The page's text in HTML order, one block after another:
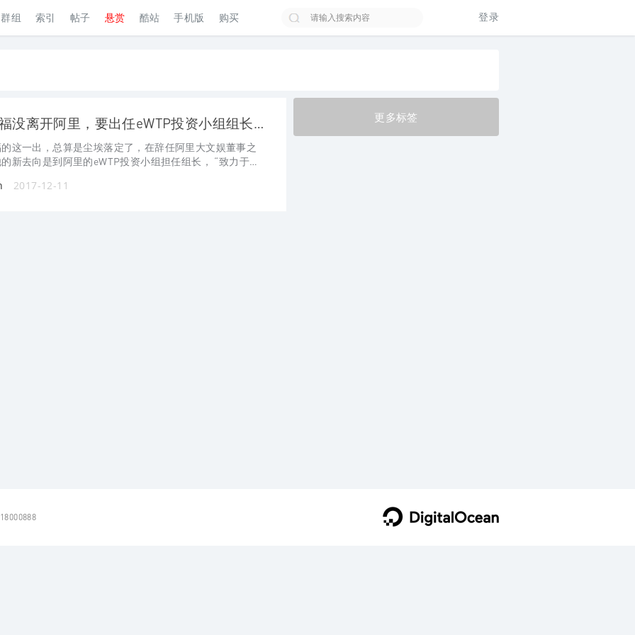
群组 索引 帖子 悬赏 酷站 手机版 购买 登录
俞永福没离开阿里，要出任eWTP投资小组组长，但eWTP是个啥？
这一出，总算是尘埃落定了，在辞任阿里大文娱董事之
的新去向是到阿里的eWTP投资小组担任组长， “致力于
eWTP，全称是Elect ...
2017-12-11
更多标签